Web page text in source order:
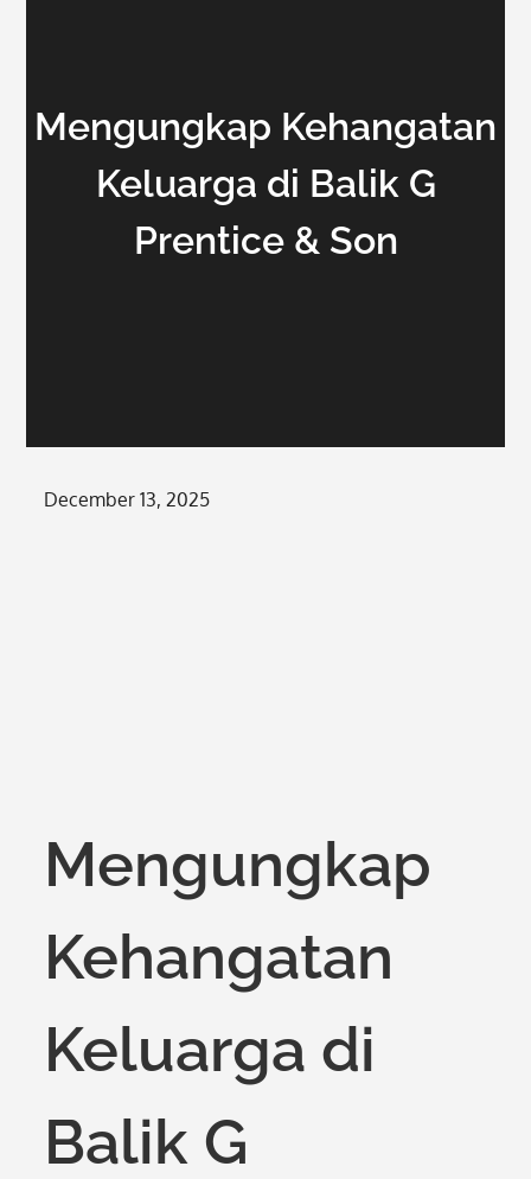
Mengungkap Kehangatan
Keluarga di Balik G
Prentice & Son
Posted
December 13, 2025
Mengungkap
Kehangatan
Keluarga di
Balik G